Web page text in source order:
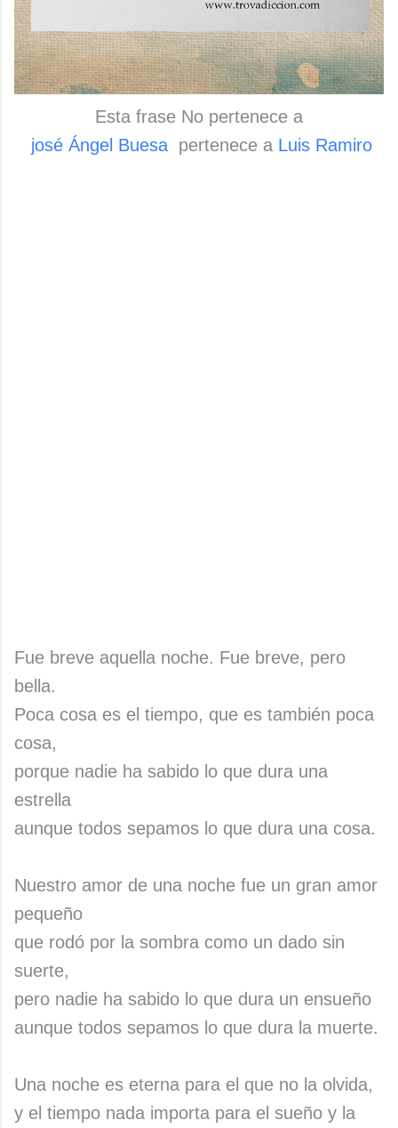
Esta frase No pertenece a
josé Ángel Buesa pertenece a Luis Ramiro
Fue breve aquella noche. Fue breve, pero
bella.
Poca cosa es el tiempo, que es también poca
cosa,
porque nadie ha sabido lo que dura una
estrella
aunque todos sepamos lo que dura una cosa.
Nuestro amor de una noche fue un gran amor
pequeño
que rodó por la sombra como un dado sin
suerte,
pero nadie ha sabido lo que dura un ensueño
aunque todos sepamos lo que dura la muerte.
Una noche es eterna para el que no la olvida,
y el tiempo nada importa para el sueño y la